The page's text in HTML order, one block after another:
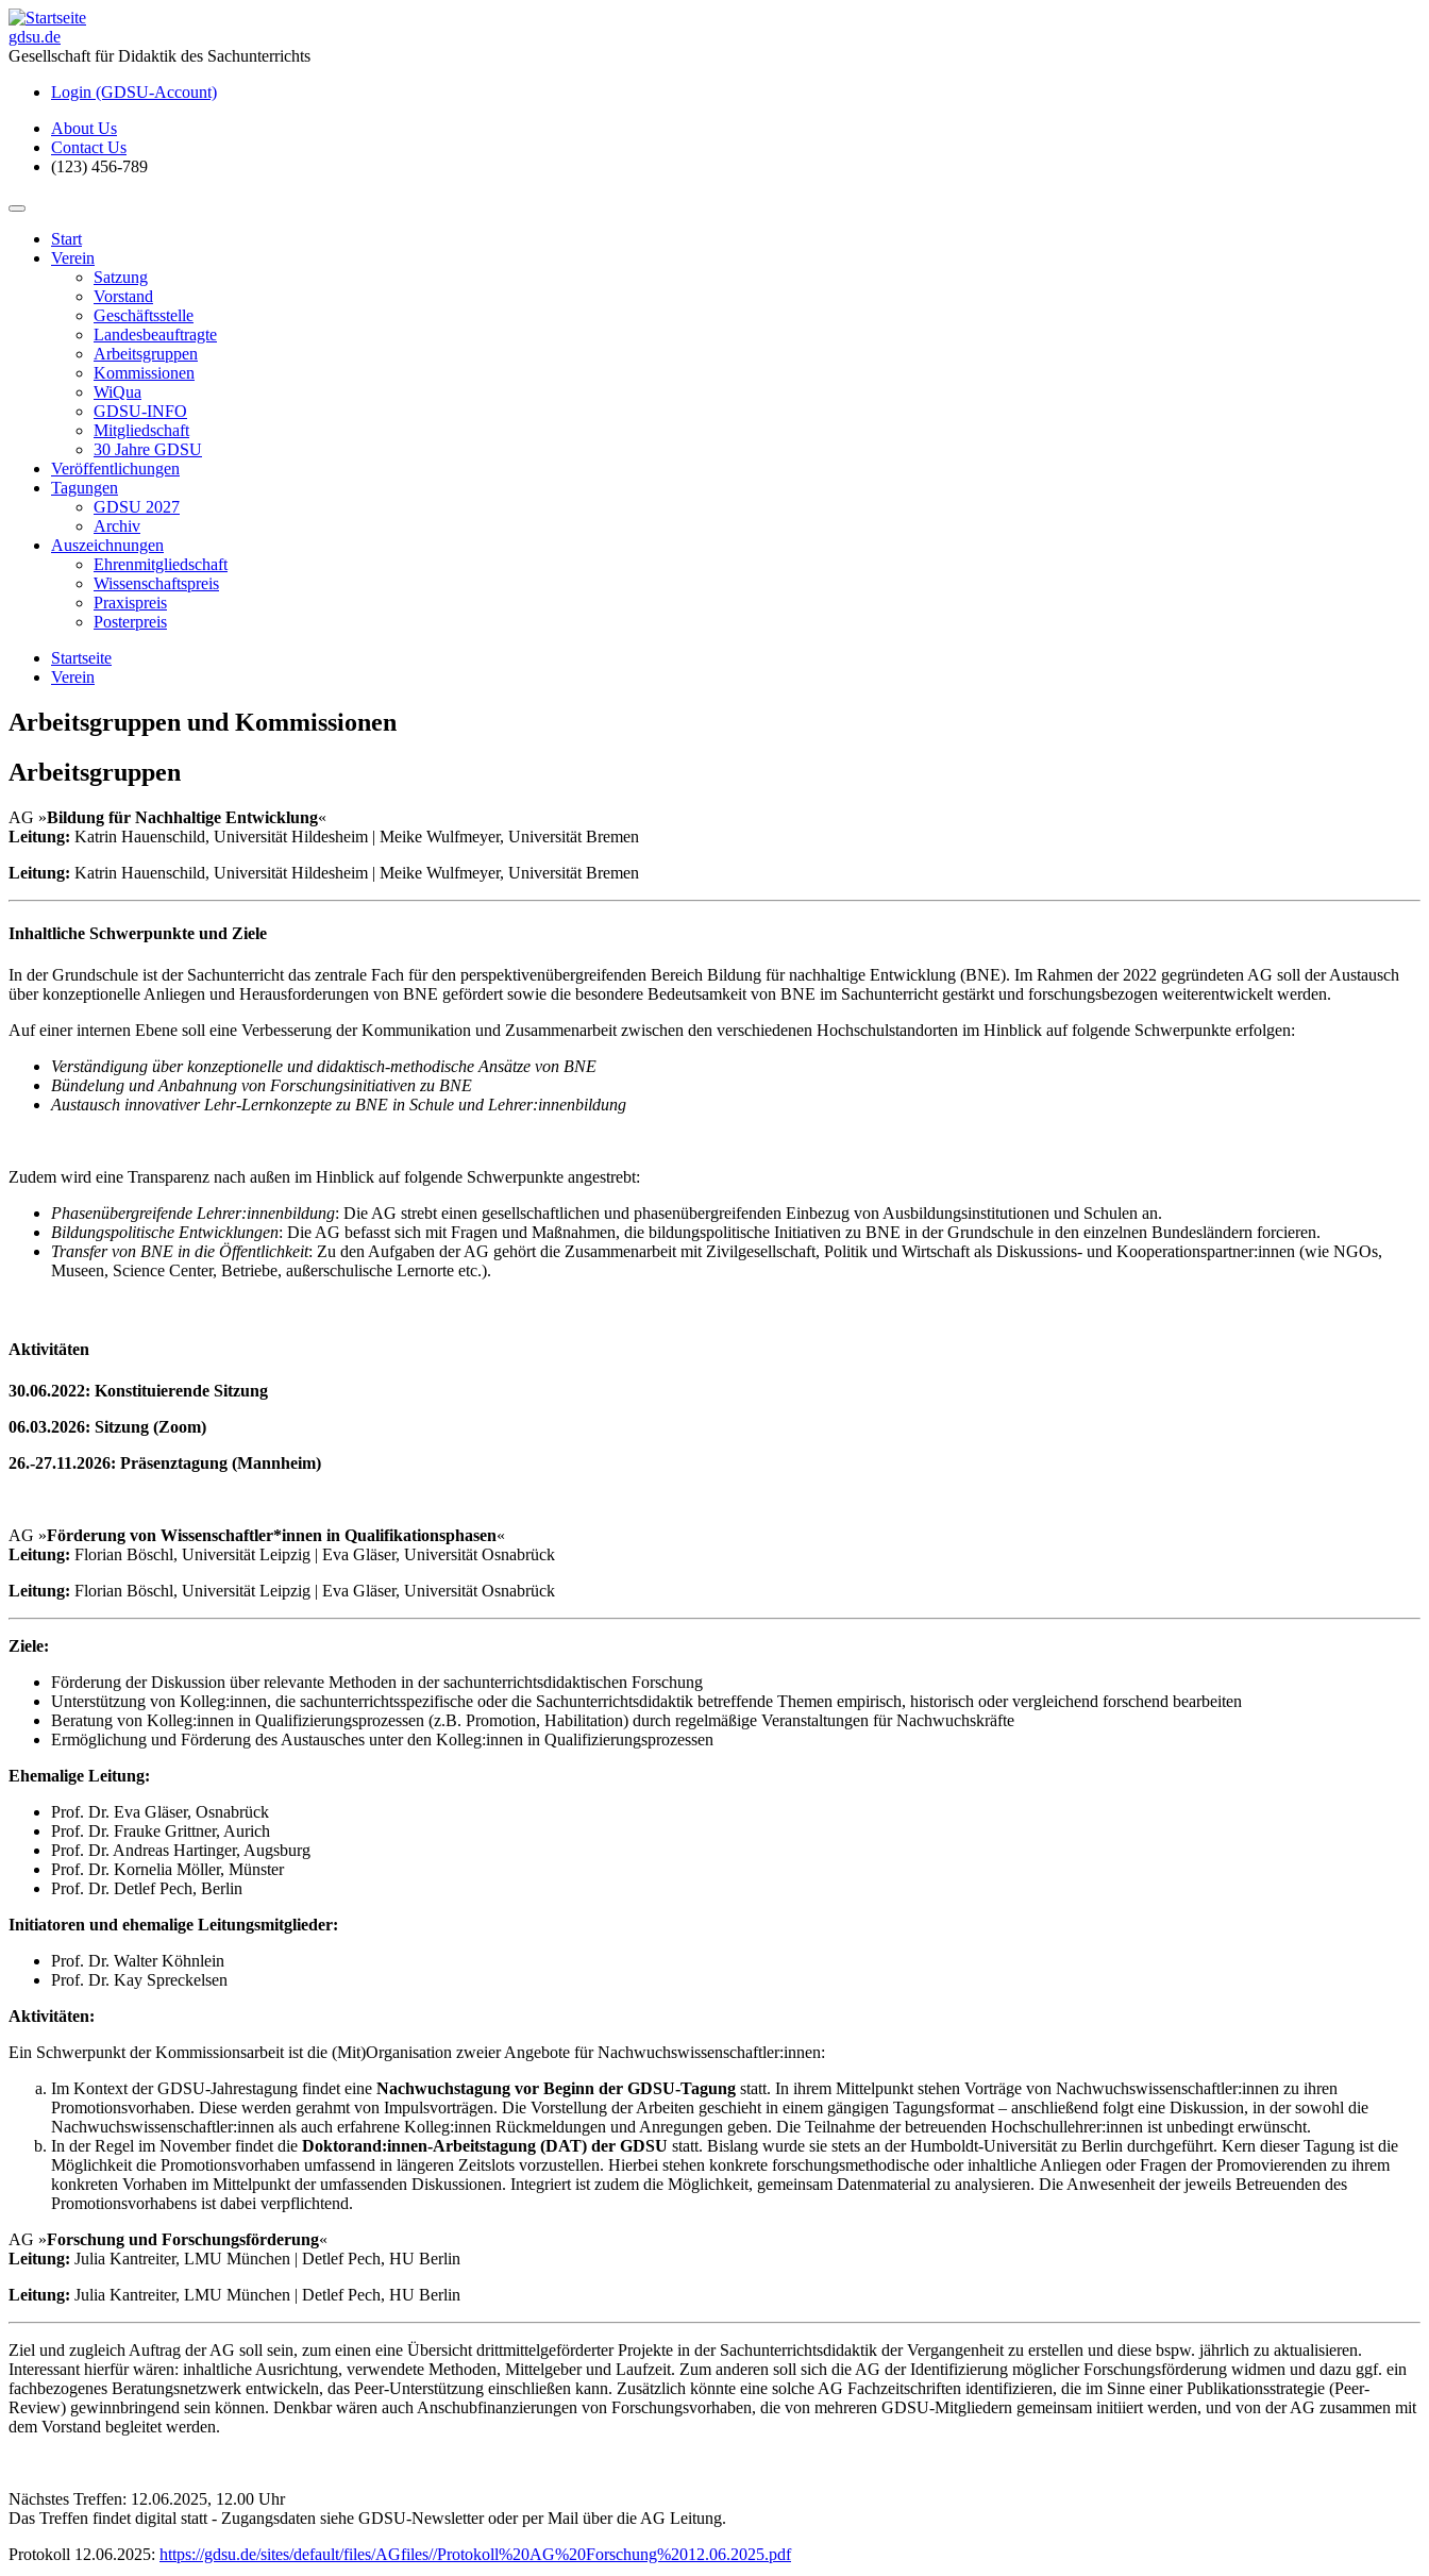
gdsu.de
Gesellschaft für Didaktik des Sachunterrichts
Login (GDSU-Account)
About Us
Contact Us
(123) 456-789
Start
Verein
Satzung
Vorstand
Geschäftsstelle
Landesbeauftragte
Arbeitsgruppen
Kommissionen
WiQua
GDSU-INFO
Mitgliedschaft
30 Jahre GDSU
Veröffentlichungen
Tagungen
GDSU 2027
Archiv
Auszeichnungen
Ehrenmitgliedschaft
Wissenschaftspreis
Praxispreis
Posterpreis
Startseite
Verein
Arbeitsgruppen und Kommissionen
Arbeitsgruppen
AG »Bildung für Nachhaltige Entwicklung«
Leitung: Katrin Hauenschild, Universität Hildesheim | Meike Wulfmeyer, Universität Bremen
Leitung: Katrin Hauenschild, Universität Hildesheim | Meike Wulfmeyer, Universität Bremen
Inhaltliche Schwerpunkte und Ziele
In der Grundschule ist der Sachunterricht das zentrale Fach für den perspektivenübergreifenden Bereich Bildung für nachhaltige Entwicklung (BNE). Im Rahmen der 2022 gegründeten AG soll der Austausch
über konzeptionelle Anliegen und Herausforderungen von BNE gefördert sowie die besondere Bedeutsamkeit von BNE im Sachunterricht gestärkt und forschungsbezogen weiterentwickelt werden.
Auf einer internen Ebene soll eine Verbesserung der Kommunikation und Zusammenarbeit zwischen den verschiedenen Hochschulstandorten im Hinblick auf folgende Schwerpunkte erfolgen:
Verständigung über konzeptionelle und didaktisch-methodische Ansätze von BNE
Bündelung und Anbahnung von Forschungsinitiativen zu BNE
Austausch innovativer Lehr-Lernkonzepte zu BNE in Schule und Lehrer:innenbildung
Zudem wird eine Transparenz nach außen im Hinblick auf folgende Schwerpunkte angestrebt:
Phasenübergreifende Lehrer:innenbildung: Die AG strebt einen gesellschaftlichen und phasenübergreifenden Einbezug von Ausbildungsinstitutionen und Schulen an.
Bildungspolitische Entwicklungen: Die AG befasst sich mit Fragen und Maßnahmen, die bildungspolitische Initiativen zu BNE in der Grundschule in den einzelnen Bundesländern forcieren.
Transfer von BNE in die Öffentlichkeit: Zu den Aufgaben der AG gehört die Zusammenarbeit mit Zivilgesellschaft, Politik und Wirtschaft als Diskussions- und Kooperationspartner:innen (wie NGOs,
Museen, Science Center, Betriebe, außerschulische Lernorte etc.).
Aktivitäten
30.06.2022: Konstituierende Sitzung
06.03.2026: Sitzung (Zoom)
26.-27.11.2026: Präsenztagung (Mannheim)
AG »Förderung von Wissenschaftler*innen in Qualifikationsphasen«
Leitung: Florian Böschl, Universität Leipzig | Eva Gläser, Universität Osnabrück
Leitung: Florian Böschl, Universität Leipzig | Eva Gläser, Universität Osnabrück
Ziele:
Förderung der Diskussion über relevante Methoden in der sachunterrichtsdidaktischen Forschung
Unterstützung von Kolleg:innen, die sachunterrichtsspezifische oder die Sachunterrichtsdidaktik betreffende Themen empirisch, historisch oder vergleichend forschend bearbeiten
Beratung von Kolleg:innen in Qualifizierungsprozessen (z.B. Promotion, Habilitation) durch regelmäßige Veranstaltungen für Nachwuchskräfte
Ermöglichung und Förderung des Austausches unter den Kolleg:innen in Qualifizierungsprozessen
Ehemalige Leitung:
Prof. Dr. Eva Gläser, Osnabrück
Prof. Dr. Frauke Grittner, Aurich
Prof. Dr. Andreas Hartinger, Augsburg
Prof. Dr. Kornelia Möller, Münster
Prof. Dr. Detlef Pech, Berlin
Initiatoren und ehemalige Leitungsmitglieder:
Prof. Dr. Walter Köhnlein
Prof. Dr. Kay Spreckelsen
Aktivitäten:
Ein Schwerpunkt der Kommissionsarbeit ist die (Mit)Organisation zweier Angebote für Nachwuchswissenschaftler:innen:
Im Kontext der GDSU-Jahrestagung findet eine Nachwuchstagung vor Beginn der GDSU-Tagung statt. In ihrem Mittelpunkt stehen Vorträge von Nachwuchswissenschaftler:innen zu ihren
Promotionsvorhaben. Diese werden gerahmt von Impulsvorträgen. Die Vorstellung der Arbeiten geschieht in einem gängigen Tagungsformat – anschließend folgt eine Diskussion, in der sowohl die
Nachwuchswissenschaftler:innen als auch erfahrene Kolleg:innen Rückmeldungen und Anregungen geben. Die Teilnahme der betreuenden Hochschullehrer:innen ist unbedingt erwünscht.
In der Regel im November findet die Doktorand:innen-Arbeitstagung (DAT) der GDSU statt. Bislang wurde sie stets an der Humboldt-Universität zu Berlin durchgeführt. Kern dieser Tagung ist die
Möglichkeit die Promotionsvorhaben umfassend in längeren Zeitslots vorzustellen. Hierbei stehen konkrete forschungsmethodische oder inhaltliche Anliegen oder Fragen der Promovierenden zu ihrem
konkreten Vorhaben im Mittelpunkt der umfassenden Diskussionen. Integriert ist zudem die Möglichkeit, gemeinsam Datenmaterial zu analysieren. Die Anwesenheit der jeweils Betreuenden des
Promotionsvorhabens ist dabei verpflichtend.
AG »Forschung und Forschungsförderung«
Leitung: Julia Kantreiter, LMU München | Detlef Pech, HU Berlin
Leitung: Julia Kantreiter, LMU München | Detlef Pech, HU Berlin
Ziel und zugleich Auftrag der AG soll sein, zum einen eine Übersicht drittmittelgeförderter Projekte in der Sachunterrichtsdidaktik der Vergangenheit zu erstellen und diese bspw. jährlich zu aktualisieren.
Interessant hierfür wären: inhaltliche Ausrichtung, verwendete Methoden, Mittelgeber und Laufzeit. Zum anderen soll sich die AG der Identifizierung möglicher Forschungsförderung widmen und dazu ggf. ein
fachbezogenes Beratungsnetzwerk entwickeln, das Peer-Unterstützung einschließen kann. Zusätzlich könnte eine solche AG Fachzeitschriften identifizieren, die im Sinne einer Publikationsstrategie (Peer-
Review) gewinnbringend sein können. Denkbar wären auch Anschubfinanzierungen von Forschungsvorhaben, die von mehreren GDSU-Mitgliedern gemeinsam initiiert werden, und von der AG zusammen mit
dem Vorstand begleitet werden.
Nächstes Treffen: 12.06.2025, 12.00 Uhr
Das Treffen findet digital statt - Zugangsdaten siehe GDSU-Newsletter oder per Mail über die AG Leitung.
Protokoll 12.06.2025: https://gdsu.de/sites/default/files/AGfiles//Protokoll%20AG%20Forschung%2012.06.2025.pdf